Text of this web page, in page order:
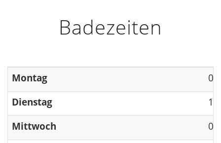
Badezeiten
Montag
Dienstag
Mittwoch